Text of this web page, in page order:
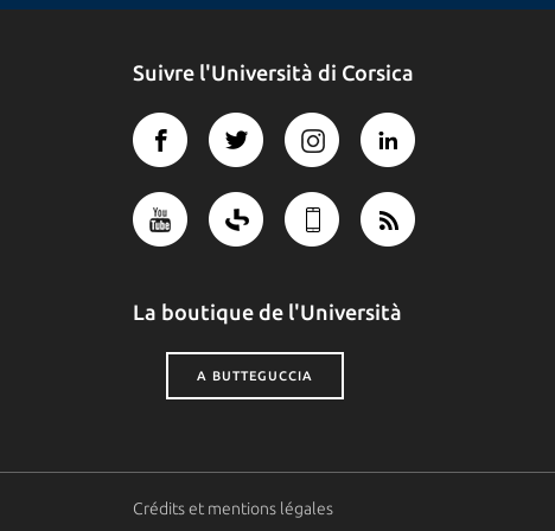
Suivre l'Università di Corsica
La boutique de l'Università
A BUTTEGUCCIA
Crédits et mentions légales